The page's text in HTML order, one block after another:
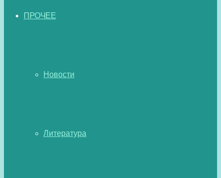
ПРОЧЕЕ
Новости
Литература